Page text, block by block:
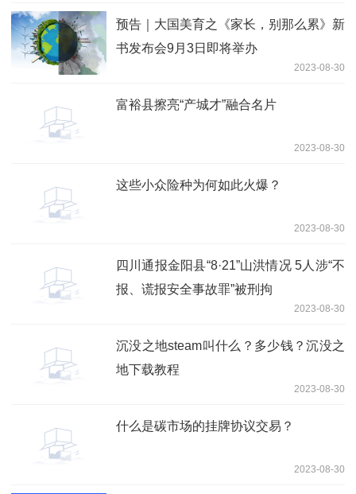
预告｜大国美育之《家长，别那么累》新
书发布会9月3日即将举办
2023-08-30
富裕县擦亮“产城才”融合名片
2023-08-30
这些小众险种为何如此火爆？
2023-08-30
四川通报金阳县“8·21”山洪情况 5人涉“不
报、谎报安全事故罪”被刑拘
2023-08-30
沉没之地steam叫什么？多少钱？沉没之
地下载教程
2023-08-30
什么是碳市场的挂牌协议交易？
2023-08-30